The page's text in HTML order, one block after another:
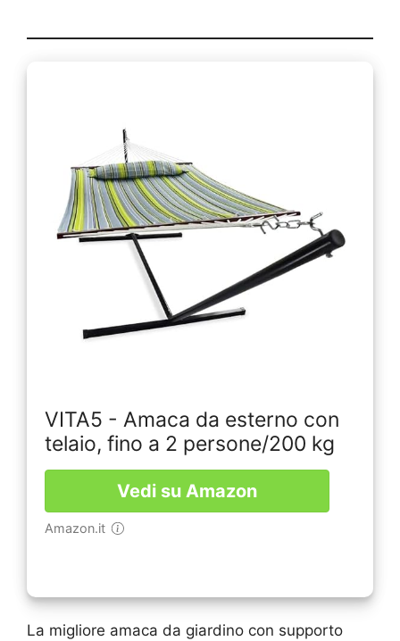
VITA5 - Amaca da esterno con
telaio, fino a 2 persone/200 kg
Vedi su Amazon
Amazon.it
La migliore amaca da giardino con supporto